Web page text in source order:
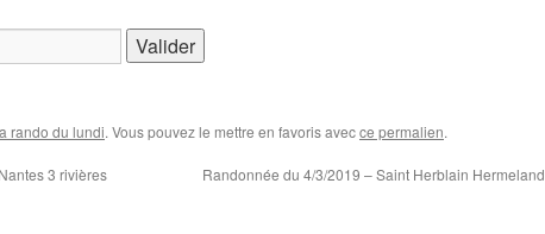
rando du lundi. Vous pouvez le mettre en favoris avecce permalien.
3 rivières Randonnée du 4/3/2019 – Saint Herblain Hermeland